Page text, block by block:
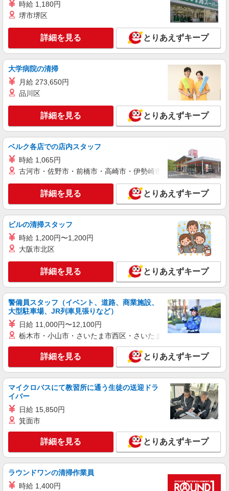
時給 1,180円
堺市堺区
詳細を見る とりあえずキープ
大学病院の清掃
月給 273,650円
品川区
詳細を見る とりあえずキープ
ベルク各店での店内スタッフ
時給 1,065円
古河市・佐野市・前橋市・高崎市・伊勢崎市・太田市・館林市
詳細を見る とりあえずキープ
ビルの清掃スタッフ
時給 1,200円〜1,200円
大阪市北区
詳細を見る とりあえずキープ
警備員スタッフ（イベント、道路、商業施設、
大型駐車場、JR列車見張りなど）
日給 11,000円〜12,100円
栃木市・小山市・さいたま市西区・さいたま市岩槻区・久喜市・
詳細を見る とりあえずキープ
マイクロバスにて教習所に通う生徒の送迎ドラ
イバー
日給 15,850円
箕面市
詳細を見る とりあえずキープ
ラウンドワンの清掃作業員
時給 1,400円